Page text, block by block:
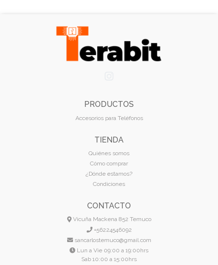
PRODUCTOS
Accesorios para Teléfonos
TIENDA
Quiénes somos
Cómo comprar
¿Dónde estamos?
Condiciones
CONTACTO
Vicuña Mackena 852 Temuco
+56224546092
sancarlostemuco@gmail.com
Lun a Vie 09:00 a 19:00hrs
Sab 10:00 a 15:00hrs